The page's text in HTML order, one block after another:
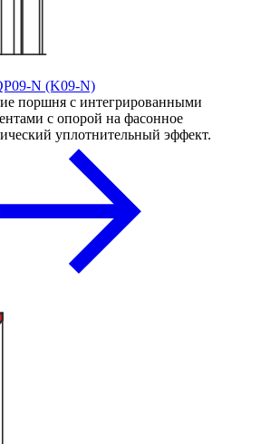
N (K09-N)
поршня с интегрированными
с опорой на фасонное
уплотнительный эффект.